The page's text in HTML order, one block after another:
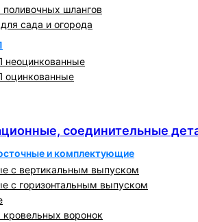
шлангов
сада и огорода
неоцинкованные
оцинкованные
соединительные
и комплектующие
с вертикальным выпуском
с горизонтальным выпуском
воронок